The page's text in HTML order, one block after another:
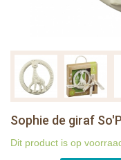
Sophie de giraf
Dit product is op